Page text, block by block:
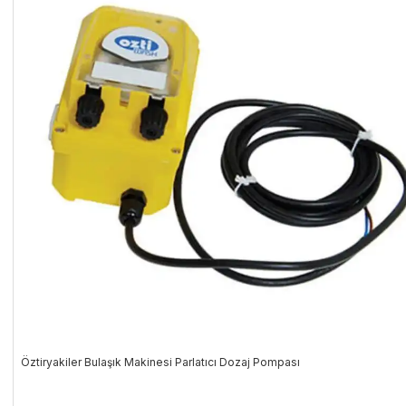
Öztiryakiler Bulaşık Makinesi Parlatıcı Dozaj Pompası